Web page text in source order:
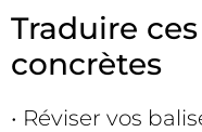
Traduire
concrètes
• Réviser vos